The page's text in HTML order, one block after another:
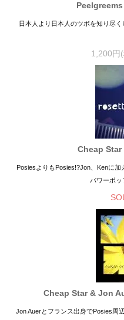
日本人より日本人のツボを知り尽
1,200円
Cheap
PosiesよりもPosies!?Jon、Kenに
パワーポッ
Cheap Star & Jon
Jon Auerとフランス出身でPosies周